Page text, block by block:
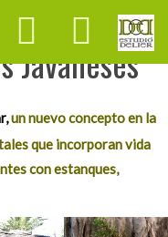
Javaneses
un nuevo concepto en la
que incorporan vida
con estanques,